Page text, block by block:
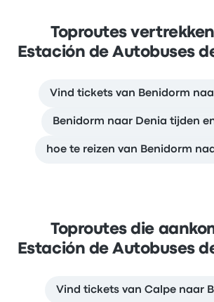
Toproutes
Estación de Autobuses
Vind tickets van Benidorm
Benidorm naar Denia tijden
hoe te reizen van Benidorm
Toproutes die
Estación de Autobuses
Vind tickets van Calpe naar